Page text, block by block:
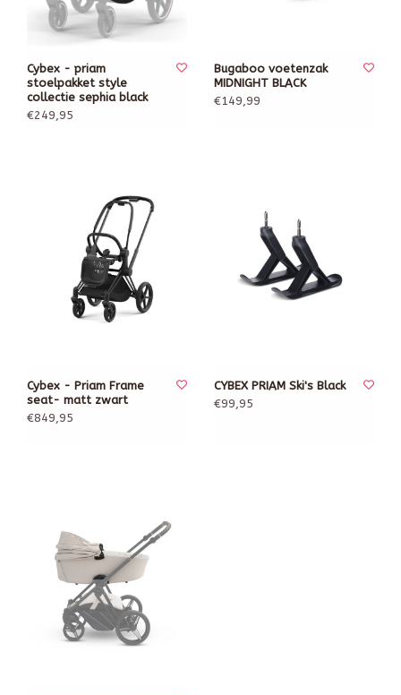
Cybex - priam
stoelpakket style
collectie sephia black
€249,95
Bugaboo voetenzak
MIDNIGHT BLACK
€149,99
Cybex - Priam Frame
seat- matt zwart
€849,95
CYBEX PRIAM Ski's Black
€99,95